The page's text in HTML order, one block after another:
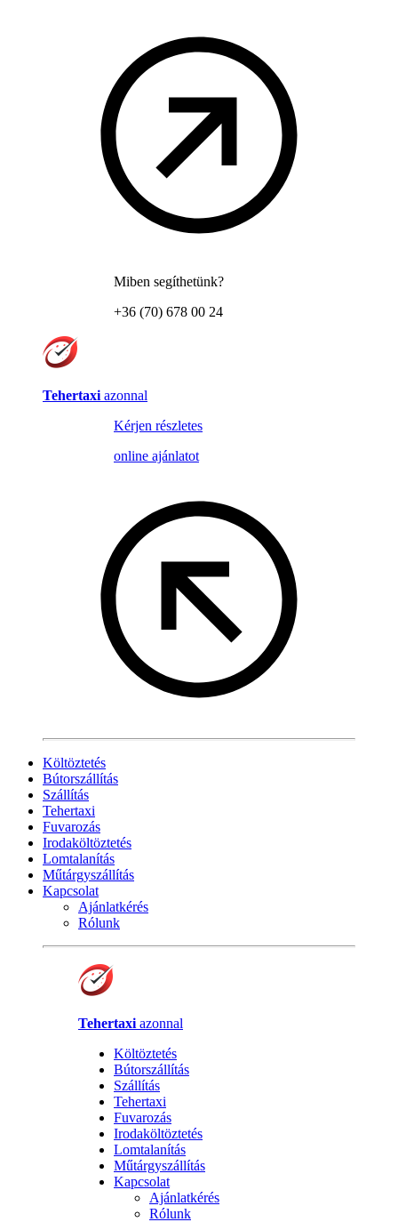
Miben segíthetünk?
+36 (70) 678 00 24
Tehertaxi azonnal
Kérjen részletes
online ajánlatot
Költöztetés
Bútorszállítás
Szállítás
Tehertaxi
Fuvarozás
Irodaköltöztetés
Lomtalanítás
Műtárgyszállítás
Kapcsolat
Ajánlatkérés
Rólunk
Tehertaxi azonnal
Költöztetés
Bútorszállítás
Szállítás
Tehertaxi
Fuvarozás
Irodaköltöztetés
Lomtalanítás
Műtárgyszállítás
Kapcsolat
Ajánlatkérés
Rólunk